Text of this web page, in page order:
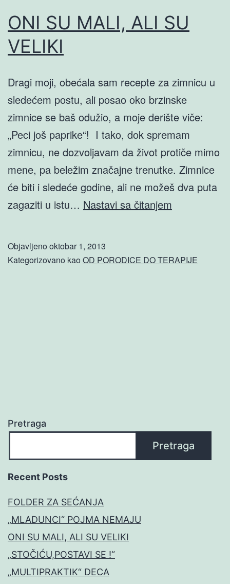
ONI SU MALI, ALI SU
VELIKI
Dragi moji, obećala sam recepte za zimnicu u
sledećem postu, ali posao oko brzinske
zimnice se baš odužio, a moje derište viče:
„Peci još paprike“! I tako, dok spremam
zimnicu, ne dozvoljavam da život protiče mimo
mene, pa beležim značajne trenutke. Zimnice
će biti i sledeće godine, ali ne možeš dva puta
zagaziti u istu… Nastavi sa čitanjem
ALI
Objavljeno oktobar 1, 2013
Kategorizovano kao OD PORODICE DO TERAPIJE
Pretraga
Pretraga
Recent Posts
FOLDER ZA SEĆANJA
„MLADUNCI“ POJMA NEMAJU
ONI SU MALI, ALI SU VELIKI
„STOČIĆU,POSTAVI SE !“
„MULTIPRAKTIK“ DECA